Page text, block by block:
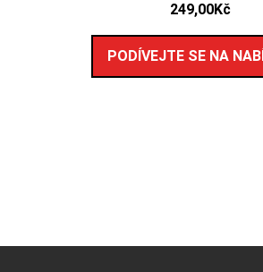
249,00Kč
PODÍVEJTE SE NA